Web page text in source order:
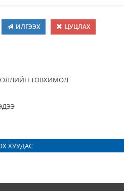
ИЛГЭЭХ ЦУЦЛАХ
ТОВХИМОЛ
ХУУДАС